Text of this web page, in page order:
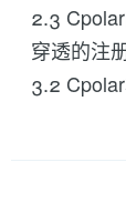
2.3
穿透的注
3.2